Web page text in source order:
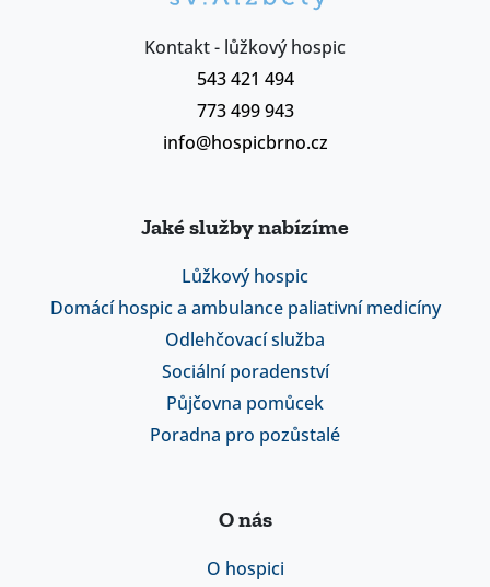
Kontakt - lůžkový hospic
543 421 494
773 499 943
info@hospicbrno.cz
Jaké služby nabízíme
Lůžkový hospic
Domácí hospic a ambulance paliativní medicíny
Odlehčovací služba
Sociální poradenství
Půjčovna pomůcek
Poradna pro pozůstalé
O nás
O hospici